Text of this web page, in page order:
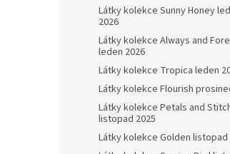
Látky kolekce Sunny Honey
2026
Látky kolekce Always and
leden 2026
Látky kolekce Tropica leden
Látky kolekce Flourish
Látky kolekce Petals and
listopad 2025
Látky kolekce Golden listopad